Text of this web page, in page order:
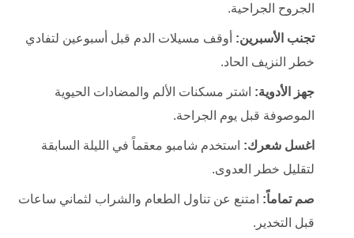
الجروح الجراحية.
تجنب الأسبرين: أوقف مسيلات الدم قبل أسبوعين لتفادي
خطر النزيف الحاد.
جهز الأدوية: اشتر مسكنات الألم والمضادات الحيوية
الموصوفة قبل يوم الجراحة.
اغسل شعرك: استخدم شامبو معقماً في الليلة السابقة
لتقليل خطر العدوى.
صم تماماً: امتنع عن تناول الطعام والشراب لثماني ساعات
قبل التخدير.